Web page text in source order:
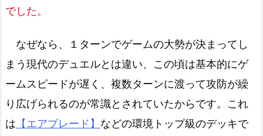
でした。
なぜなら、１ターンでゲームの大勢が決まってし
まう現代のデュエルとは違い、この頃は基本的にゲ
ームスピードが遅く、複数ターンに渡って攻防が繰
り広げられるのが常識とされていたからです。これ
は 【エアブレード】 などの環境トップ級のデッキで